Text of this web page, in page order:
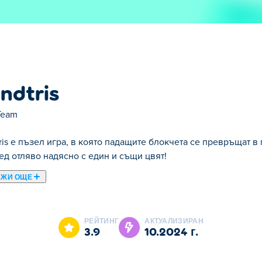
е пъзел игра, в която падащите блокчета се превръщат
отляво надясно с един и същи цвят!
ОЩЕ
като превръща блоковете в пясък! Гледайте как
си в класическия режим или преместете границите си
Можете ли да сте в крак с подвижните пясъци?
РЕЙТИНГ
3.9
АКТУАЛИЗИРАН
10.2024 г.